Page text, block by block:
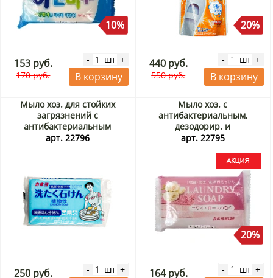
10%
153 руб.
170 руб.
- шт +
В корзину
20%
440 руб.
550 руб.
- шт +
В корзину
Мыло хоз. для стойких
загрязнений с
антибактериальным
эффектом Kaneyo, Япония,
арт. 22796
250 руб. - шт +
Мыло хоз. с
антибактериальным,
дезодорир. и
ароматизирующ. эффектом
арт. 22795
20%
164 руб. - шт +